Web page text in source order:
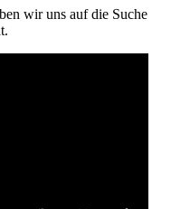
wir uns auf die Suche